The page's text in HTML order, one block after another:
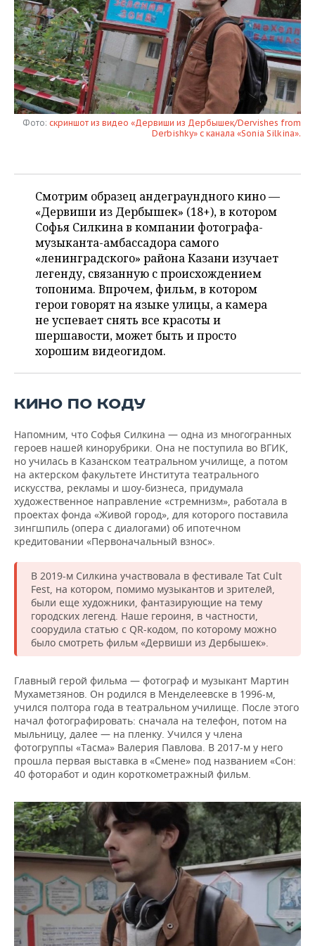
НЕФТЕХИМИЯ
НЕФТЬ
ОПК
ЭНЕРГЕТИКА
РОЗНИЧНАЯ ТОРГОВЛЯ
ТРАНСПОРТ
УСЛУГИ
НОВОСТИ ТЕХНОЛОГИЙ
IT
МЕДИА
ТЕЛЕКОММУНИКАЦИИ
МЕРОПРИЯТИЯ
НОВОСТИ МЕРОПРИЯТИЙ
ВЫЕЗДНАЯ РЕДАКЦИЯ
БИЗНЕС-БРАНЧИ
ОТКРЫТАЯ ЛЕКЦИЯ
СПОРТ
НОВОСТИ СПОРТА
ФУТБОЛ
ВОЛЕЙБОЛ
КИБЕРСПОРТ
ФИГУРНОЕ КАТАНИЕ
ВОДНЫЕ ВИДЫ СПОРТА
ХОККЕЙ С МЯЧОМ
ОБЩЕСТВО
НОВОСТИ ОБЩЕСТВА
ИНФРАСТРУКТУРА
ИСТОРИЯ
КУЛЬТУРА
МЕДИЦИНА
ОБРАЗОВАНИЕ
ПРОИСШЕСТВИЯ
ФОТОГАЛЕРЕЯ
СПРАВОЧНИК
СПИСОК ПЕРСОН
СПИСОК КОМПАНИЙ
ПОЛНАЯ ВЕРСИЯ
Фото: скриншот из видео «Дервиши из Дербышек/Dervishes from
Derbishky» с канала «Sonia Silkina».
Смотрим образец андеграундного кино —
«Дервиши из Дербышек» (18+), в котором
Софья Силкина в компании фотографа-
музыканта-амбассадора самого
«ленинградского» района Казани изучает
легенду, связанную с происхождением
топонима. Впрочем, фильм, в котором
герои говорят на языке улицы, а камера
не успевает снять все красоты и
шершавости, может быть и просто
хорошим видеогидом.
КИНО ПО КОДУ
Напомним, что Софья Силкина — одна из многогранных
героев нашей кинорубрики. Она не поступила во ВГИК,
но училась в Казанском театральном училище, а потом
на актерском факультете Института театрального
искусства, рекламы и шоу-бизнеса, придумала
художественное направление «стремнизм», работала в
проектах фонда «Живой город», для которого поставила
зингшпиль (опера с диалогами) об ипотечном
кредитовании «Первоначальный взнос».
В 2019-м Силкина участвовала в фестивале Tat Cult
Fest, на котором, помимо музыкантов и зрителей,
были еще художники, фантазирующие на тему
городских легенд. Наше героиня, в частности,
соорудила статью с QR-кодом, по которому можно
было смотреть фильм «Дервиши из Дербышек».
Главный герой фильма — фотограф и музыкант Мартин
Мухаметзянов. Он родился в Менделеевске в 1996-м,
учился полтора года в театральном училище. После этого
начал фотографировать: сначала на телефон, потом на
мыльницу, далее — на пленку. Учился у члена
фотогруппы «Тасма» Валерия Павлова. В 2017-м у него
прошла первая выставка в «Смене» под названием «Сон:
40 фоторабот и один короткометражный фильм.